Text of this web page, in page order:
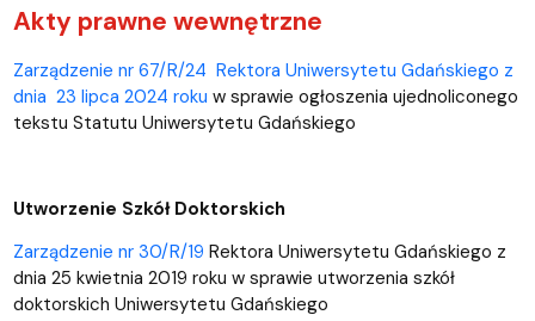
Akty prawne wewnętrzne
Zarządzenie nr 67/R/24 Rektora Uniwersytetu Gdańskiego z
dnia 23 lipca 2024 roku w sprawie ogłoszenia ujednoliconego
tekstu Statutu Uniwersytetu Gdańskiego
Utworzenie Szkół Doktorskich
Zarządzenie nr 30/R/19 Rektora Uniwersytetu Gdańskiego z
dnia 25 kwietnia 2019 roku w sprawie utworzenia szkół
doktorskich Uniwersytetu Gdańskiego